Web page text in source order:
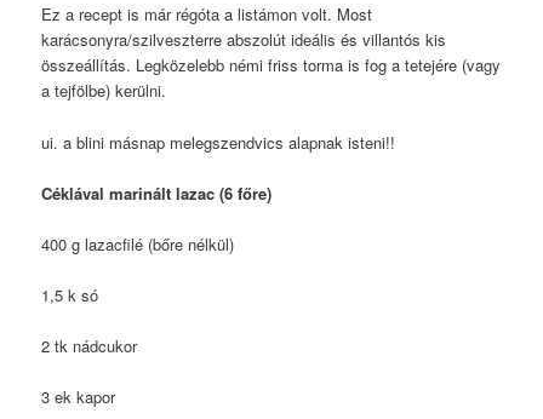
Ez a recept is már régóta a listámon volt. Most
karácsonyra/szilveszterre abszolút ideális és villantós kis
összeállítás. Legközelebb némi friss torma is fog a tetejére (vagy
a tejfölbe) kerülni.
ui. a blini másnap melegszendvics alapnak isteni!!
Céklával marinált lazac (6 főre)
400 g lazacfilé (bőre nélkül)
1,5 k só
2 tk nádcukor
3 ek kapor